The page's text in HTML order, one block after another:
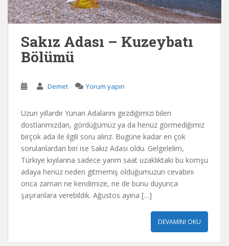
Sakız Adası – Kuzeybatı
Bölümü
Demet Yorum yapın
Uzun yıllardır Yunan Adalarını gezdiğimizi bilen
dostlarımızdan, gördüğümüz ya da henüz görmediğimiz
birçok ada ile ilgili soru alırız. Bugüne kadar en çok
sorulanlardan biri ise Sakız Adası oldu. Gelgelelim,
Türkiye kıyılarına sadece yarım saat uzaklıktaki bu komşu
adaya henüz neden gitmemiş olduğumuzun cevabını
onca zaman ne kendimize, ne de bunu duyunca
şaşıranlara verebildik. Ağustos ayına […]
DEVAMINI OKU